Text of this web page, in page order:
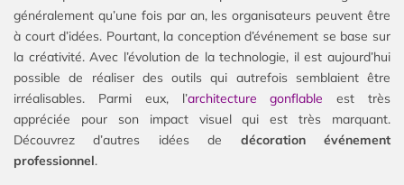
généralement qu’une fois par an, les organisateurs peuvent être
à court d’idées. Pourtant, la conception d’événement se base sur
la créativité. Avec l’évolution de la technologie, il est aujourd’hui
possible de réaliser des outils qui autrefois semblaient être
irréalisables. Parmi eux, l’architecture gonflable est très
appréciée pour son impact visuel qui est très marquant.
Découvrez d’autres idées de décoration événement
professionnel.